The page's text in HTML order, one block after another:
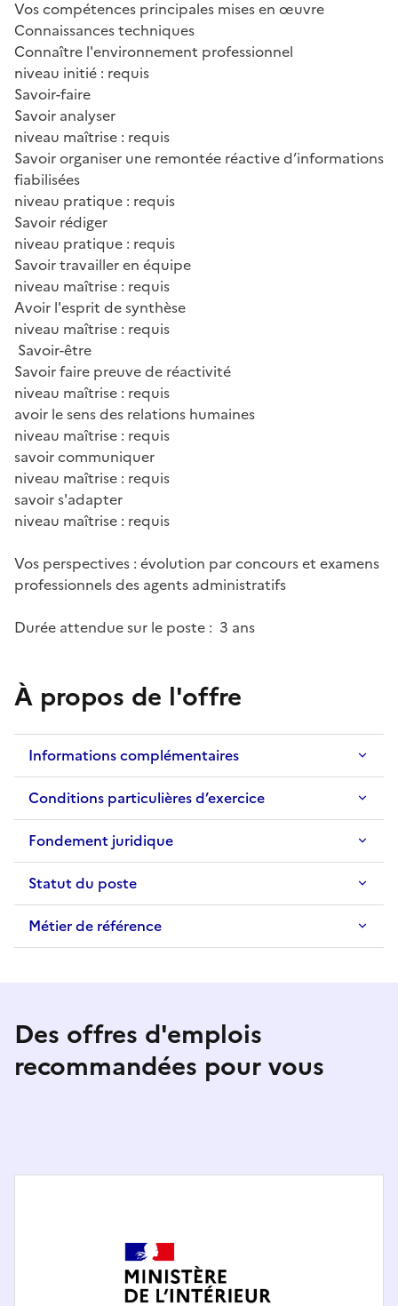
Vos compétences principales mises en œuvre
Connaissances techniques
Connaître l'environnement professionnel
niveau initié : requis
Savoir-faire
Savoir analyser
niveau maîtrise : requis
Savoir organiser une remontée réactive d’informations
fiabilisées
niveau pratique : requis
Savoir rédiger
niveau pratique : requis
Savoir travailler en équipe
niveau maîtrise : requis
Avoir l'esprit de synthèse
niveau maîtrise : requis
Savoir-être
Savoir faire preuve de réactivité
niveau maîtrise : requis
avoir le sens des relations humaines
niveau maîtrise : requis
savoir communiquer
niveau maîtrise : requis
savoir s'adapter
niveau maîtrise : requis
Vos perspectives : évolution par concours et examens
professionnels des agents administratifs
Durée attendue sur le poste : 3 ans
À propos de l'offre
Informations complémentaires
Conditions particulières d’exercice
Fondement juridique
Statut du poste
Métier de référence
Des offres d'emplois
recommandées pour vous